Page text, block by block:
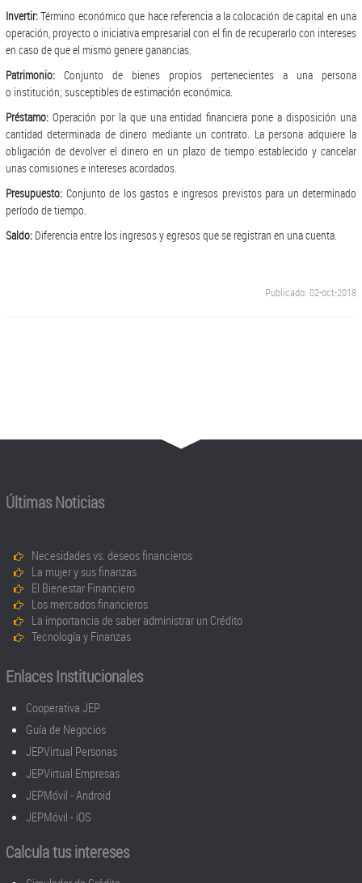
Invertir:Término económico que hace referencia a la colocación de capital en una
operación, proyecto o iniciativa empresarial con el fin de recuperarlo con intereses
en caso de que el mismo genere ganancias.
Patrimonio: Conjunto de bienes propios pertenecientes a una persona
o institución; susceptibles de estimación económica.
Préstamo: Operación por la que una entidad financiera pone a disposición una
cantidad determinada de dinero mediante un contrato. La persona adquiere la
obligación de devolver el dinero en un plazo de tiempo establecido y cancelar
unas comisiones e intereses acordados.
Presupuesto: Conjunto de los gastos e ingresos previstos para un determinado
período de tiempo.
Saldo: Diferencia entre los ingresos y egresos que se registran en una cuenta.
Publicado: 02-oct-2018
Últimas Noticias
Necesidades vs. deseos financieros
La mujer y sus finanzas
El Bienestar Financiero
Los mercados financieros
La importancia de saber administrar un Crédito
Tecnología y Finanzas
Enlaces Institucionales
Cooperativa JEP
Guía de Negocios
JEPVirtual Personas
JEPVirtual Empresas
JEPMóvil - Android
JEPMóvil - iOS
Calcula tus intereses